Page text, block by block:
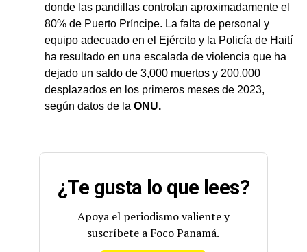
donde las pandillas controlan aproximadamente el
80% de Puerto Príncipe. La falta de personal y
equipo adecuado en el Ejército y la Policía de Haití
ha resultado en una escalada de violencia que ha
dejado un saldo de 3,000 muertos y 200,000
desplazados en los primeros meses de 2023,
según datos de la ONU.
¿Te gusta lo que lees?
Apoya el periodismo valiente y
suscríbete a Foco Panamá.